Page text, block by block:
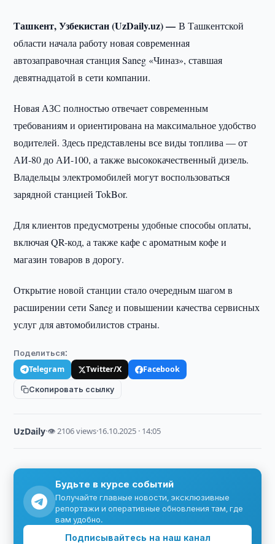
Ташкент, Узбекистан (UzDaily.uz) —В Ташкентской
области начала работу новая современная
автозаправочная станция Saneg «Чиназ», ставшая
девятнадцатой в сети компании.
Новая АЗС полностью отвечает современным
требованиям и ориентирована на максимальное удобство
водителей. Здесь представлены все виды топлива — от
АИ-80 до АИ-100, а также высококачественный дизель.
Владельцы электромобилей могут воспользоваться
зарядной станцией TokBor.
Для клиентов предусмотрены удобные способы оплаты,
включая QR-код, а также кафе с ароматным кофе и
магазин товаров в дорогу.
Открытие новой станции стало очередным шагом в
расширении сети Saneg и повышении качества сервисных
услуг для автомобилистов страны.
Поделиться:
Telegram Twitter/X
Facebook
Скопировать ссылку
UzDaily·👁 2106 views·16.10.2025 · 14:05
Будьте в курсе событий
Получайте главные новости, эксклюзивные
репортажи и оперативные обновления там, где
вам удобно.
Подписывайтесь на наш канал